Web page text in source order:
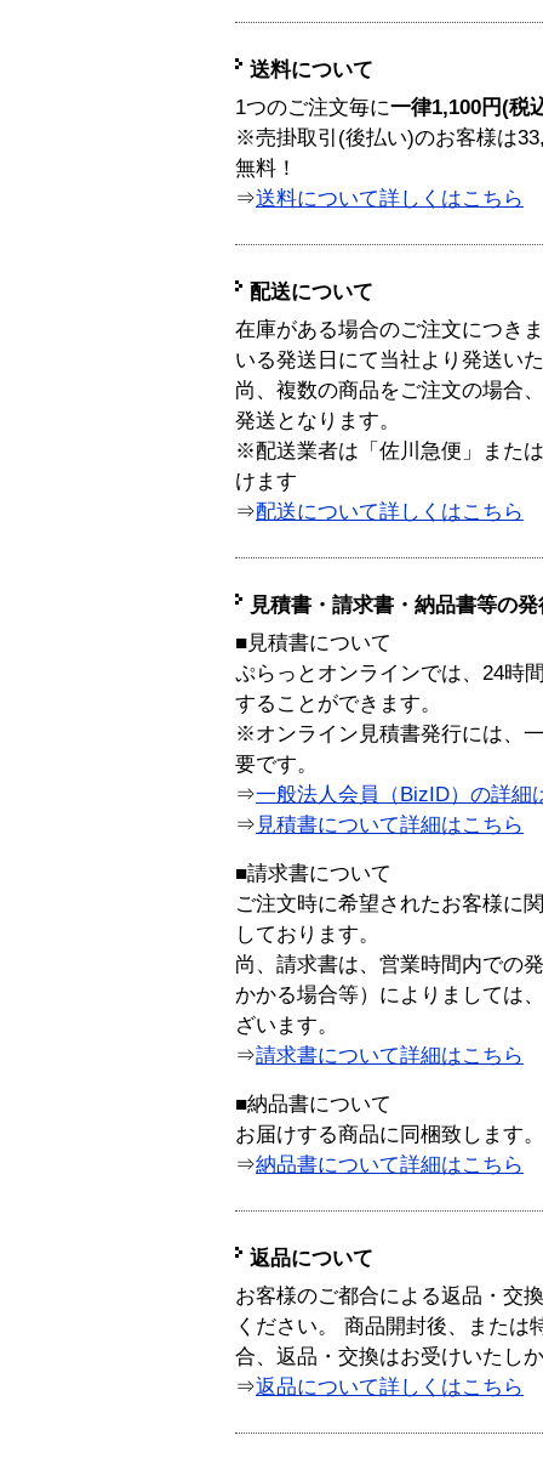
送料について
1つのご注文毎に一律1,100円(税
※売掛取引(後払い)のお客様は
無料！
⇒送料について詳しくはこちら
配送について
在庫がある場合のご注文につき
いる発送日にて当社より発送い
尚、複数の商品をご注文の場合
発送となります。
※配送業者は「佐川急便」また
けます
⇒配送について詳しくはこちら
見積書・請求書・納品書等の
■見積書について
ぷらっとオンラインでは、24時
することができます。
※オンライン見積書発行には、
要です。
⇒一般法人会員（BizID）の詳細
⇒ 見積書について詳細はこちら
■請求書について
ご注文時に希望されたお客様に
しております。
尚、請求書は、営業時間内での
かかる場合等）によりましては
ざいます。
⇒請求書について詳細はこちら
■納品書について
お届けする商品に同梱致します。
⇒納品書について詳細はこちら
返品について
お客様のご都合による返品・交
ください。 商品開封後、または
合、返品・交換はお受けいたし
⇒返品について詳しくはこちら